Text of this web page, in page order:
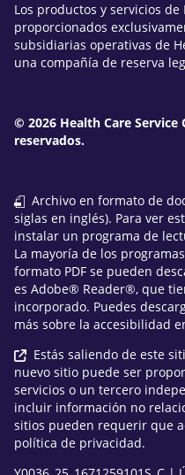
Los productos y servicios
proporcionados
subsidiarias operativas de
una compañía de reserva
© 2026 Health Care
reservados.
Archivo en formato de
siglas en inglés). Para ver
instalar un programa de
La mayoría de los
formato PDF se pueden
es Adobe® Reader®, que
incorporado. Puedes
más sobre la accesibilidad
Estás saliendo de este
nuevo sitio puede ser
servicios o un tercero
incluir información no
sitios pueden requerir que
política de privacidad.